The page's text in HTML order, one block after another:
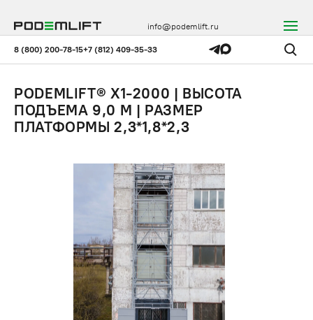
8 (800) 200-78-15+7 (812) 409-35-33
info@podemlift.ru
PODEMLIFT® X1-2000 | ВЫСОТА
ПОДЪЕМА 9,0 М | РАЗМЕР
ПЛАТФОРМЫ 2,3*1,8*2,3